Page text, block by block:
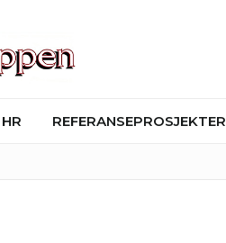
HR REFERANSEPROSJEKTER